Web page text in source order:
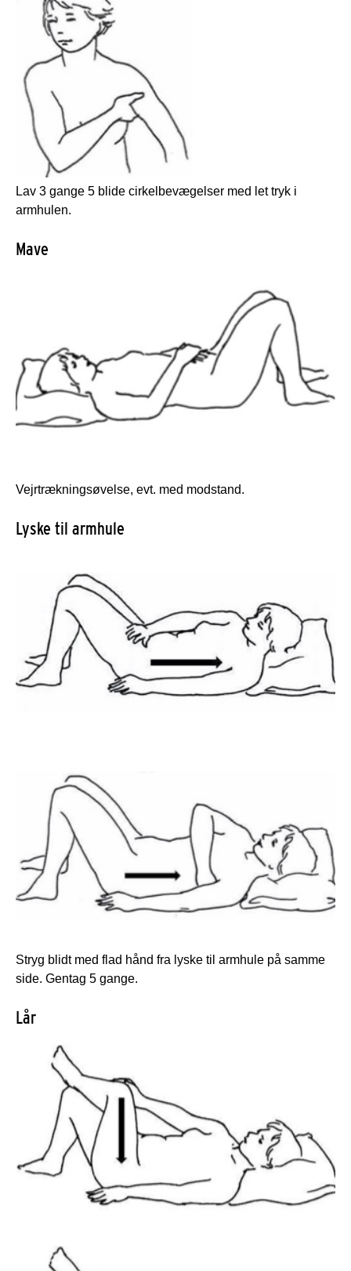
Lav 3 gange 5 blide cirkelbevægelser med let tryk i
armhulen.
Mave
Vejrtrækningsøvelse, evt. med modstand.
Lyske til armhule
Stryg blidt med flad hånd fra lyske til armhule på samme
side. Gentag 5 gange.
Lår